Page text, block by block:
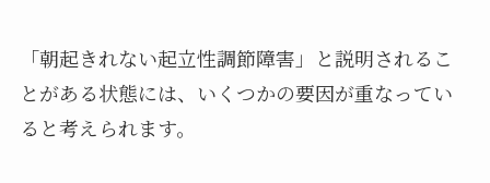
「朝起きれない起立性調節障害」と説明されるこ
とがある状態には、いくつかの要因が重なってい
ると考えられます。